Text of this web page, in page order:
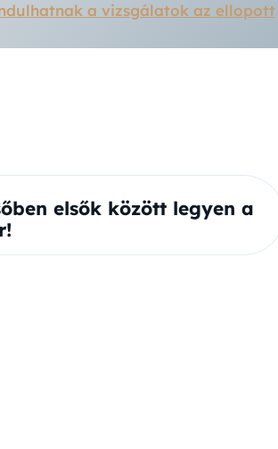
a vizsgálatok az ellopott
elsők között legyen a